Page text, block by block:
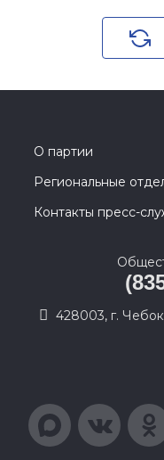
О партии
Региональные
Контакты пресс-
428003, г.